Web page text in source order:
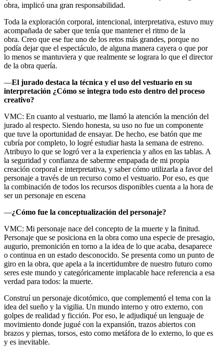
obra, implicó una gran responsabilidad.
Toda la exploración corporal, intencional, interpretativa, estuvo muy
acompañada de saber que tenía que mantener el ritmo de la
obra. Creo que ese fue uno de los retos más grandes, porque no
podía dejar que el espectáculo, de alguna manera cayera o que por
lo menos se mantuviera y que realmente se lograra lo que el director
de la obra quería.
—El jurado destaca la técnica y el uso del vestuario en su
interpretación ¿Cómo se integra todo esto dentro del proceso
creativo?
VMC: En cuanto al vestuario, me llamó la atención la mención del
jurado al respecto. Siendo honesta, su uso no fue un componente
que tuve la oportunidad de ensayar. De hecho, ese batón que me
cubría por completo, lo logré estudiar hasta la semana de estreno.
Atribuyo lo que se logró ver a la experiencia y años en las tablas. A
la seguridad y confianza de saberme empapada de mi propia
creación corporal e interpretativa, y saber cómo utilizarla a favor del
personaje a través de un recurso como el vestuario. Por eso, es que
la combinación de todos los recursos disponibles cuenta a la hora de
ser un personaje en escena
—¿Cómo fue la conceptualización del personaje?
VMC: Mi personaje nace del concepto de la muerte y la finitud.
Personaje que se posiciona en la obra como una especie de presagio,
augurio, premonición en torno a la idea de lo que acaba, desaparece
o continua en un estado desconocido. Se presenta como un punto de
giro en la obra, que apela a la incertidumbre de nuestro futuro como
seres este mundo y categóricamente implacable hace referencia a esa
verdad para todos: la muerte.
Construí un personaje dicotómico, que complementó el tema con la
idea del sueño y la vigilia. Un mundo interno y otro externo, con
golpes de realidad y ficción. Por eso, le adjudiqué un lenguaje de
movimiento donde jugué con la expansión, trazos abiertos con
brazos y piernas, torsos, esto como metáfora de lo externo, lo que es
y es inevitable.